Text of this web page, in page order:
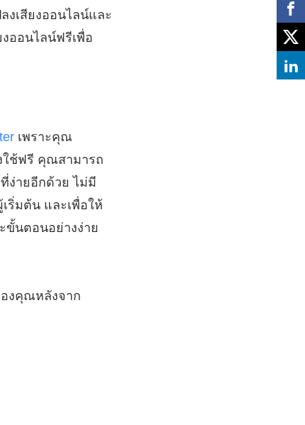
เสียงออนไลน์และ
ออนไลน์ฟรีเพื่อ
เพราะคุณ
ใช้ฟรี คุณสามารถ
ง่ายอีกด้วย ไม่มี
ริ่มต้น และเพื่อให้
ขั้นตอนอย่างง่าย
งคุณหลังจาก